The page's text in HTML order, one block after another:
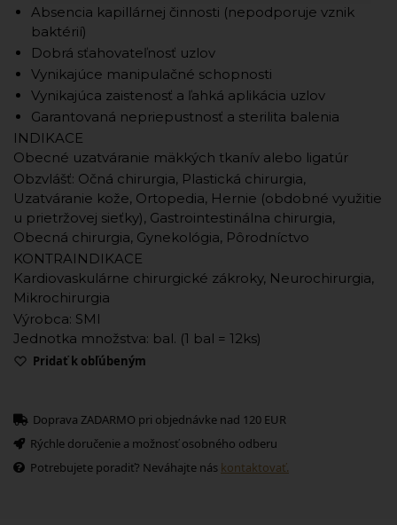
Absencia kapillárnej činnosti (nepodporuje vznik
baktérií)
Dobrá sťahovateľnosť uzlov
Vynikajúce manipulačné schopnosti
Vynikajúca zaistenosť a ľahká aplikácia uzlov
Garantovaná nepriepustnosť a sterilita balenia
INDIKACE
Obecné uzatváranie mäkkých tkanív alebo ligatúr
Obzvlášť: Očná chirurgia, Plastická chirurgia,
Uzatváranie kože, Ortopedia, Hernie (obdobné využitie
u prietržovej sieťky), Gastrointestinálna chirurgia,
Obecná chirurgia, Gynekológia, Pôrodníctvo
KONTRAINDIKACE
Kardiovaskulárne chirurgické zákroky, Neurochirurgia,
Mikrochirurgia
Výrobca: SMI
Jednotka množstva: bal. (1 bal = 12ks)
Pridať k obľúbeným
Doprava ZADARMO pri objednávke nad 120 EUR
Rýchle doručenie a možnosť osobného odberu
Potrebujete poradiť? Neváhajte nás kontaktovať.